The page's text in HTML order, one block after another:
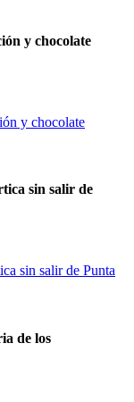
y chocolate
sin salir de
de los